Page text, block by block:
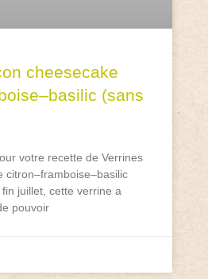
cheesecake
(sans
votre recette de Verrines
citron–framboise–basilic
juillet, cette verrine a
pouvoir